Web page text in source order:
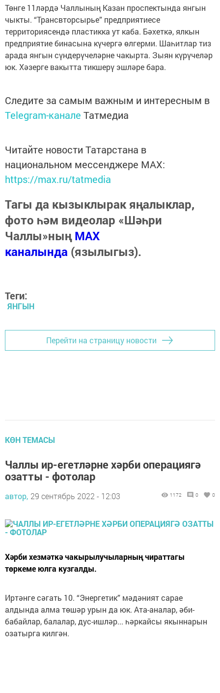
Төнге 11ләрдә Чаллының Казан проспектында янгын
чыкты. “Трансвторсырье” предприятиесе
территориясендә пластикка ут каба. Бәхеткә, ялкын
предприятие бинасына күчергә өлгерми. Шаһитлар тиз
арада янгын сүндерүчеләрне чакырта. Зыян күрүчеләр
юк. Хәзерге вакытта тикшерү эшләре бара.
Следите за самым важным и интересным в
Telegram-канале Татмедиа
Читайте новости Татарстана в
национальном мессенджере MАХ:
https://max.ru/tatmedia
Тагы да кызыклырак яңалыклар,
фото һәм видеолар «Шәһри
Чаллы»ныңMAX
каналында (язылыгыз).
Теги:
ЯНГЫН
Перейти на страницу новости
КӨН ТЕМАСЫ
Чаллы ир-егетләрне хәрби операциягә
озатты - фотолар
автор, 29 сентябрь 2022 - 12:03 1172 0 0
Хәрби хезмәткә чакырылучыларның чираттагы
төркеме юлга кузгалды.
Иртәнге сәгать 10. “Энергетик” мәдәният сарае
алдында алма төшәр урын да юк. Ата-аналар, әби-
бабайлар, балалар, дус-ишләр... һәркайсы якыннарын
озатырга килгән.